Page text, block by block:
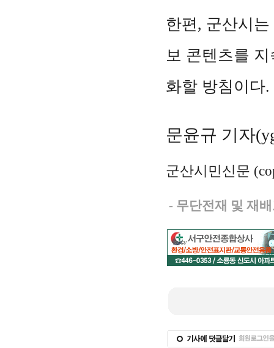
한편, 군산시
보 콘텐츠를
화할 방침이다.​
문윤규 기자
군산시민신문
- 무단전재 및 재